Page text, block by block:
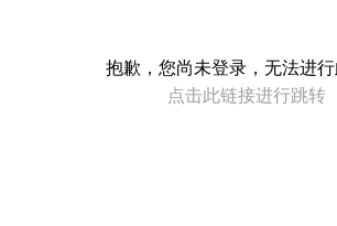
抱歉，您尚未登录，无法进
点击此链接进行跳转